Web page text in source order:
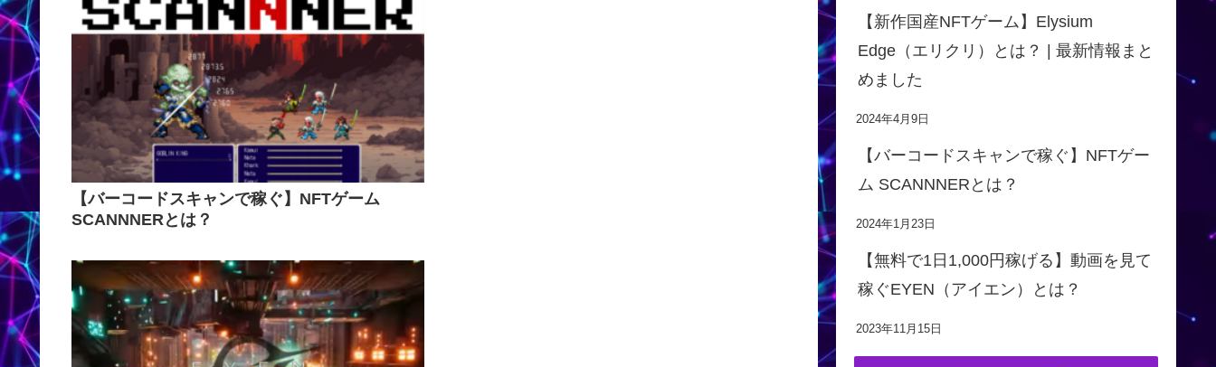
【バーコードスキャンで稼ぐ】NFTゲーム
SCANNNERとは？
【新作国産NFTゲーム】Elysium
Edge（エリクリ）とは？ | 最新情報まと
めました
2024年4月9日
【バーコードスキャンで稼ぐ】NFTゲー
ム SCANNNERとは？
2024年1月23日
【無料で1日1,000円稼げる】動画を見て
稼ぐEYEN（アイエン）とは？
2023年11月15日